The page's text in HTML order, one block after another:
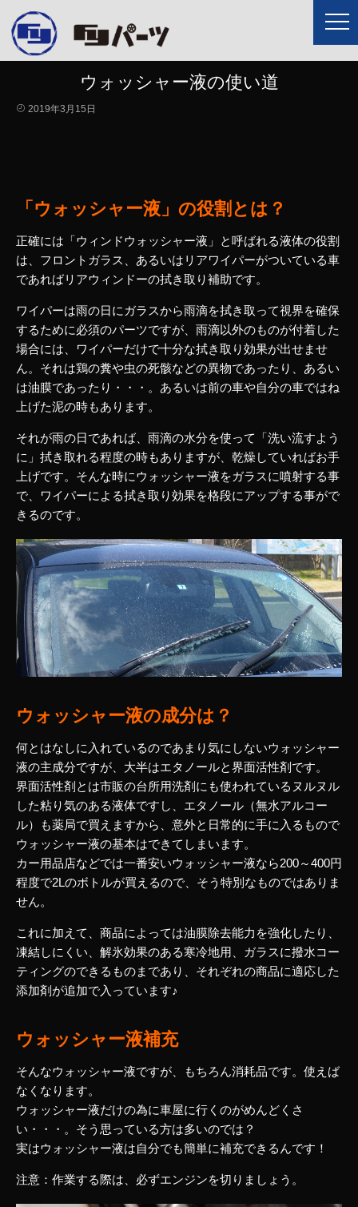
ウォッシャー液の使い道
2019年3月15日
「ウォッシャー液」の役割とは？
正確には「ウィンドウォッシャー液」と呼ばれる液体の役割
は、フロントガラス、あるいはリアワイパーがついている車
であればリアウィンドーの拭き取り補助です。
ワイパーは雨の日にガラスから雨滴を拭き取って視界を確保
するために必須のパーツですが、雨滴以外のものが付着した
場合には、ワイパーだけで十分な拭き取り効果が出せませ
ん。それは鶏の糞や虫の死骸などの異物であったり、あるい
は油膜であったり・・・。あるいは前の車や自分の車ではね
上げた泥の時もあります。
それが雨の日であれば、雨滴の水分を使って「洗い流すよう
に」拭き取れる程度の時もありますが、乾燥していればお手
上げです。そんな時にウォッシャー液をガラスに噴射する事
で、ワイパーによる拭き取り効果を格段にアップする事がで
きるのです。
ウォッシャー液の成分は？
何とはなしに入れているのであまり気にしないウォッシャー
液の主成分ですが、大半はエタノールと界面活性剤です。
界面活性剤とは市販の台所用洗剤にも使われているヌルヌル
した粘り気のある液体ですし、エタノール（無水アルコー
ル）も薬局で買えますから、意外と日常的に手に入るもので
ウォッシャー液の基本はできてしまいます。
カー用品店などでは一番安いウォッシャー液なら200～400円
程度で2Lのボトルが買えるので、そう特別なものではありま
せん。
これに加えて、商品によっては油膜除去能力を強化したり、
凍結しにくい、解氷効果のある寒冷地用、ガラスに撥水コー
ティングのできるものまであり、それぞれの商品に適応した
添加剤が追加で入っています♪
ウォッシャー液補充
そんなウォッシャー液ですが、もちろん消耗品です。使えば
なくなります。
ウォッシャー液だけの為に車屋に行くのがめんどくさ
い・・・。そう思っている方は多いのでは？
実はウォッシャー液は自分でも簡単に補充できるんです！
注意：作業する際は、必ずエンジンを切りましょう。